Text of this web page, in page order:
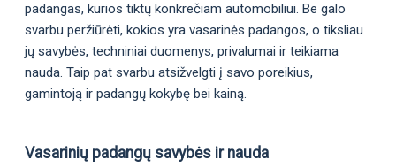
padangas, kurios tiktų konkrečiam automobiliui. Be galo
svarbu peržiūrėti, kokios yra vasarinės padangos, o tiksliau
jų savybės, techniniai duomenys, privalumai ir teikiama
nauda. Taip pat svarbu atsižvelgti į savo poreikius,
gamintoją ir padangų kokybę bei kainą.
Vasarinių padangų savybės ir nauda